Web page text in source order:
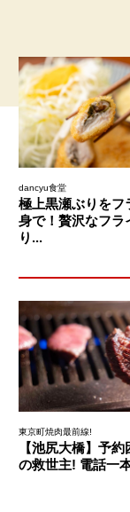
dancyu食堂
極上黒瀬ぶりをフ
身で！贅沢なフラ
り...
東京町焼肉最前線!
【池尻大橋】予
の救世主! 電話一